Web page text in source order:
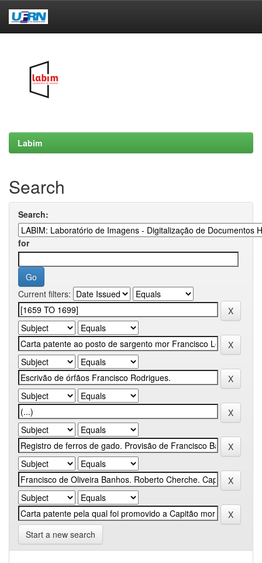
Labim
Search
Search:
for
Current filters:
Start a new search